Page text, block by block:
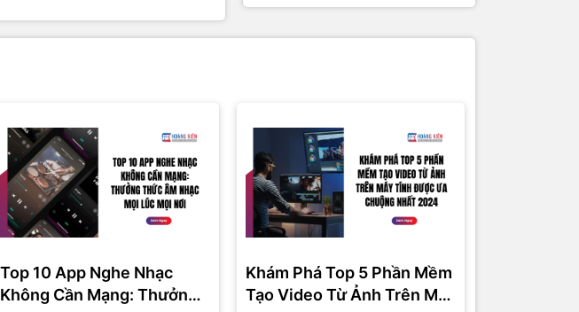
Top 10 App Nghe Nhạc
Không Cần Mạng: Thưởng
Khám Phá Top 5 Phần Mềm
Tạo Video Từ Ảnh Trên Máy